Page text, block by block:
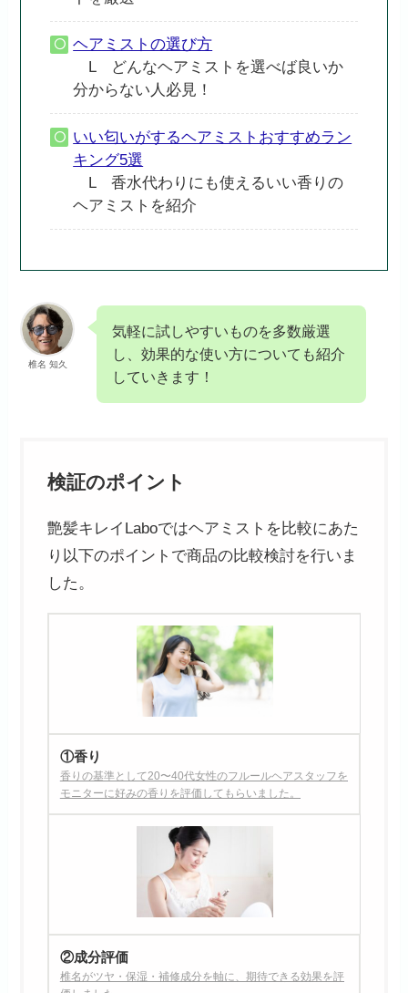
ヘアミストの選び方
L どんなヘアミストを選べば良いか
分からない人必見！
いい匂いがするヘアミストおすすめラン
キング5選
L 香水代わりにも使えるいい香りの
ヘアミストを紹介
椎名 知久
気軽に試しやすいものを多数厳選
し、効果的な使い方についても紹介
していきます！
検証のポイント
艶髪キレイLaboではヘアミストを比較にあた
り以下のポイントで商品の比較検討を行いま
した。
①香り
香りの基準として20〜40代女性のフルールヘアスタッフを
モニターに好みの香りを評価してもらいました。
②成分評価
椎名がツヤ・保湿・補修成分を軸に、期待できる効果を評